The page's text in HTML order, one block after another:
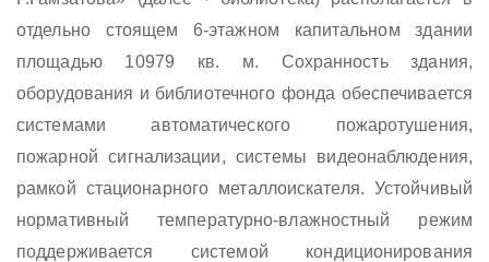
отдельно стоящем 6-этажном капитальном здании
площадью 10979 кв. м. Сохранность здания,
оборудования и библиотечного фонда обеспечивается
системами автоматического пожаротушения,
пожарной сигнализации, системы видеонаблюдения,
рамкой стационарного металлоискателя. Устойчивый
нормативный температурно-влажностный режим
поддерживается системой кондиционирования